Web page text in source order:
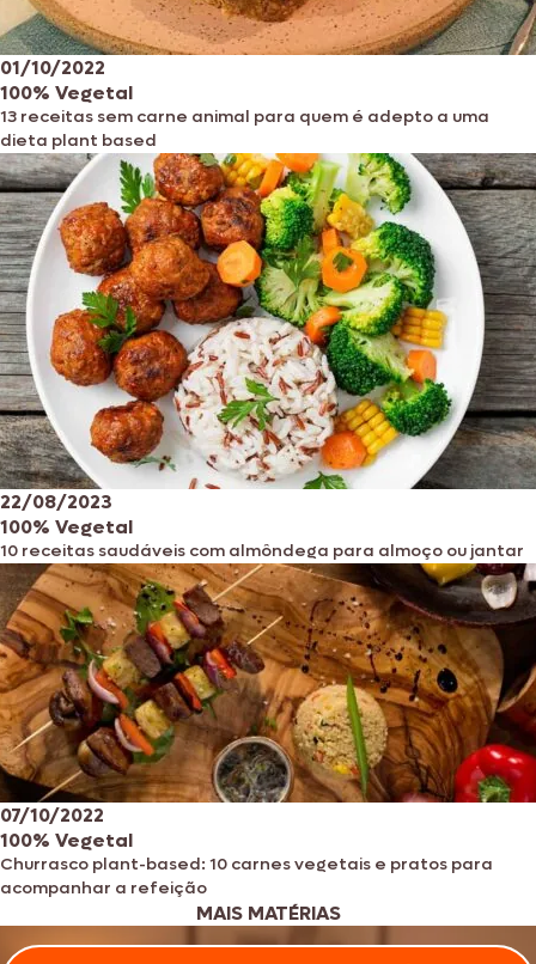
01/10/2022
100% Vegetal
13 receitas sem carne animal para quem é adepto a uma
dieta plant based
22/08/2023
100% Vegetal
10 receitas saudáveis com almôndega para almoço ou jantar
07/10/2022
100% Vegetal
Churrasco plant-based: 10 carnes vegetais e pratos para
acompanhar a refeição
MAIS MATÉRIAS